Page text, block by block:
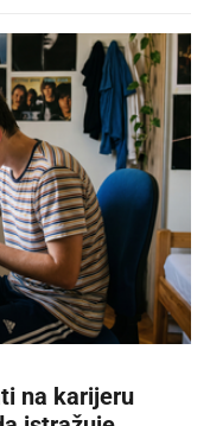
na karijeru